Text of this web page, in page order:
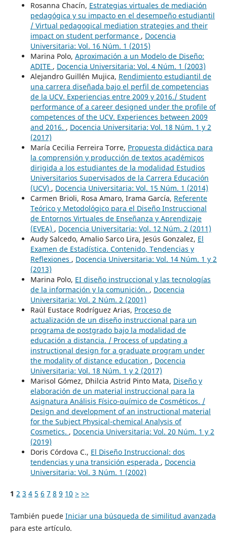
Rosanna Chacín, Estrategias virtuales de mediación
pedagógica y su impacto en el desempeño estudiantil
/ Virtual pedagogical mediation strategies and their
impact on student performance , Docencia
Universitaria: Vol. 16 Núm. 1 (2015)
Marina Polo, Aproximación a un Modelo de Diseño:
ADITE , Docencia Universitaria: Vol. 4 Núm. 1 (2003)
Alejandro Guillén Mujica, Rendimiento estudiantil de
una carrera diseñada bajo el perfil de competencias
de la UCV. Experiencias entre 2009 y 2016./ Student
performance of a career designed under the profile of
competences of the UCV. Experiences between 2009
and 2016. , Docencia Universitaria: Vol. 18 Núm. 1 y 2
(2017)
María Cecilia Ferreira Torre, Propuesta didáctica para
la comprensión y producción de textos académicos
dirigida a los estudiantes de la modalidad Estudios
Universitarios Supervisados de la Carrera Educación
(UCV) , Docencia Universitaria: Vol. 15 Núm. 1 (2014)
Carmen Brioli, Rosa Amaro, Irama García, Referente
Teórico y Metodológico para el Diseño Instruccional
de Entornos Virtuales de Enseñanza y Aprendizaje
(EVEA) , Docencia Universitaria: Vol. 12 Núm. 2 (2011)
Audy Salcedo, Amalio Sarco Lira, Jesús Gonzalez, El
Examen de Estadística. Contenido, Tendencias y
Reflexiones , Docencia Universitaria: Vol. 14 Núm. 1 y 2
(2013)
Marina Polo, EI diseño instruccional y las tecnologías
de la información y la comunición. , Docencia
Universitaria: Vol. 2 Núm. 2 (2001)
Raúl Eustace Rodríguez Arias, Proceso de
actualización de un diseño instruccional para un
programa de postgrado bajo la modalidad de
educación a distancia. / Process of updating a
instructional design for a graduate program under
the modality of distance education , Docencia
Universitaria: Vol. 18 Núm. 1 y 2 (2017)
Marisol Gómez, Dhilcia Astrid Pinto Mata, Diseño y
elaboración de un material instruccional para la
Asignatura Análisis Físico-químico de Cosméticos. /
Design and development of an instructional material
for the Subject Physical-chemical Analysis of
Cosmetics. , Docencia Universitaria: Vol. 20 Núm. 1 y 2
(2019)
Doris Córdova C., El Diseño Instruccional: dos
tendencias y una transición esperada , Docencia
Universitaria: Vol. 3 Núm. 1 (2002)
1 2 3 4 5 6 7 8 9 10 > >>
También puede Iniciar una búsqueda de similitud avanzada
para este artículo.